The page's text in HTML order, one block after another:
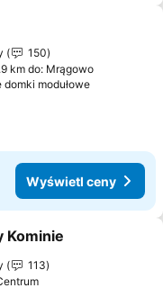
ulubionych
150
km do: Mrągowo
modułowe
Wyświetl ceny
ulubionych
Kominie
113